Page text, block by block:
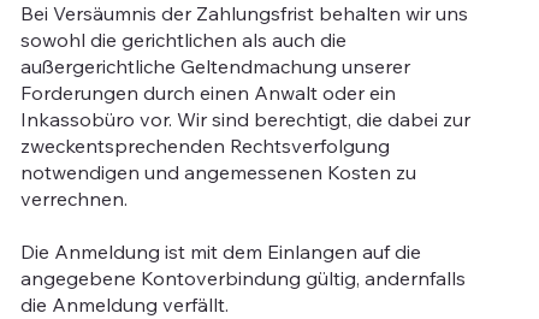
Bei Versäumnis der Zahlungsfrist behalten wir uns
sowohl die gerichtlichen als auch die
außergerichtliche Geltendmachung unserer
Forderungen durch einen Anwalt oder ein
Inkassobüro vor. Wir sind berechtigt, die dabei zur
zweckentsprechenden Rechtsverfolgung
notwendigen und angemessenen Kosten zu
verrechnen.
Die Anmeldung ist mit dem Einlangen auf die
angegebene Kontoverbindung gültig, andernfalls
die Anmeldung verfällt.